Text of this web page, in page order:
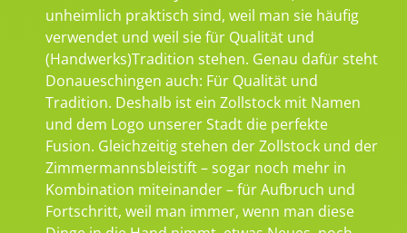
unheimlich praktisch sind, weil man sie häufig
verwendet und weil sie für Qualität und
(Handwerks)Tradition stehen. Genau dafür steht
Donaueschingen auch: Für Qualität und
Tradition. Deshalb ist ein Zollstock mit Namen
und dem Logo unserer Stadt die perfekte
Fusion. Gleichzeitig stehen der Zollstock und der
Zimmermannsbleistift – sogar noch mehr in
Kombination miteinander – für Aufbruch und
Fortschritt, weil man immer, wenn man diese